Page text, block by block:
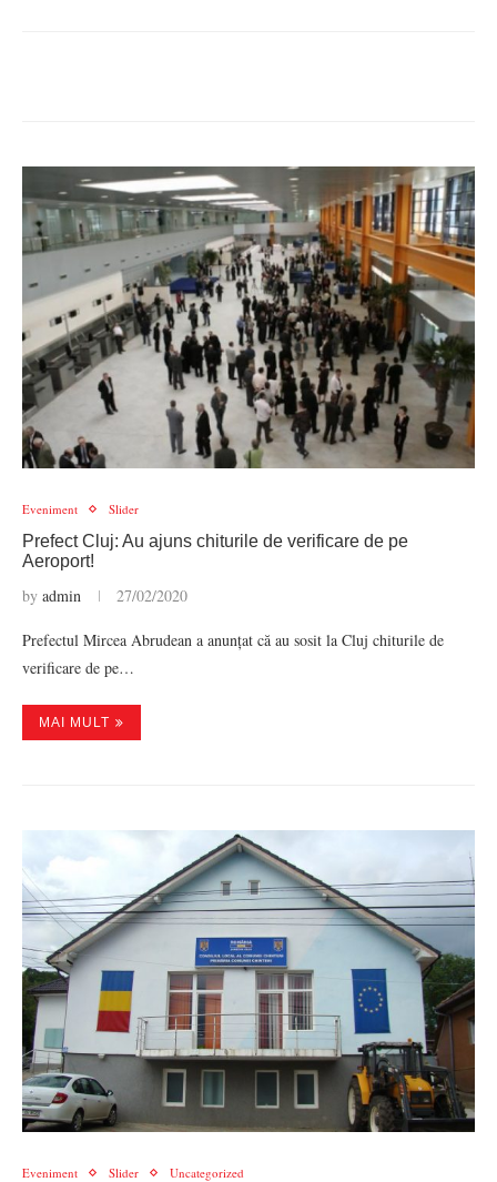
Eveniment Slider
Prefect Cluj: Au ajuns chiturile de verificare de pe
Aeroport!
by admin 27/02/2020
Prefectul Mircea Abrudean a anunțat că au sosit la Cluj chiturile de
verificare de pe…
MAI MULT
Eveniment Slider Uncategorized